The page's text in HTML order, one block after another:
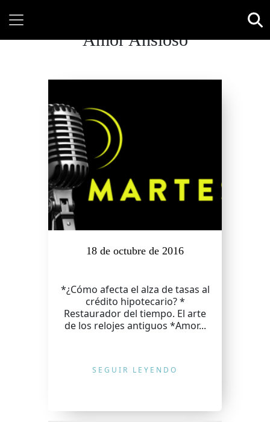
Amor Ansioso
18 de octubre de 2016
*¿Cómo afecta el alza de tasas al
crédito hipotecario? *
Restaurador del tiempo. El arte
de los relojes antiguos *Amor...
SEGUIR LEYENDO